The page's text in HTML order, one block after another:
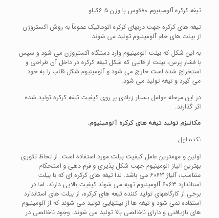
تیغه کرکره آلومینیوم 80قوس با وزن 6.5کیلو
تیغه های کرکره جهت دربهای کرکره اتوماتیک عموماً به روش اکستروژن
از بیلت های خام آلومینیوم تولید می شوند.
به این شکل که بیلت آلومینیوم وارد دستگاه اکستروژن می شود و سپس
با فشار پرس، بیلت از قالبی که شکل تیغه کرکره در داخل آن طراحی و
استخراج شده است خارج می شود و آلومینیوم شکل قالب را به خود
می گیرد و تیغه تولید می شود.
در این مرحله عوامل بسیار زیادی بر روی کیفیت تیغه کرکره تولید شده
اثر گذارند.
مکانیزم تولید تیغه های کرکره آلومینیوم:
نکته اول:
اولین و مهمترین عامل کیفیت بیلت مورد استفاده است. از لحاظ تئوری
بهترین آلیاژ آلومینیوم جهت شکل پذیری و فرم دهی و استحکام
متناسب، آلیاژ 6063 می باشد. لذا تیغه های کرکره ای که با بیلت
استاندارد 6063 آلومینیوم تهیه می شوند کیفیت بالایی دارند، اما در
برخی از کارگاههای تولید کننده تیغه های کرکره، از بیلت های استاندارد
استفاده نمی شود و تیغه ها از بیلتهایی تولید می شوند که از آلومینیوم
های بازیافتی و دارای ناخالصی بالا تولید می شوند. وجود ناخالصی در